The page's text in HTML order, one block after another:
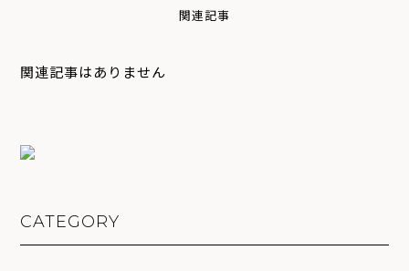
関 連記事
関連記事はありません
CATEGORY